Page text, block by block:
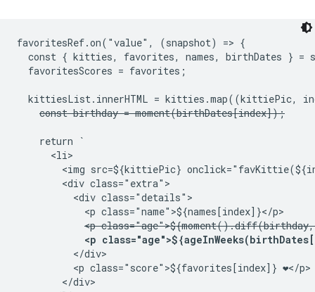
favoritesRef.on("value", (snapshot) => {
const { kitties, favorites, names, birthDates } =
  favoritesScores = favorites;
kittiesList.innerHTML = kitties.map((kittiePic,
const birthday = moment(birthDates[index]);
    return `
      <li>
<img src=${kittiePic}
        <div class="extra">
          <div class="details">
            <p class="name">${names[index]}</p>
<p
<p
          </div>
          <p class="score">${favorites[index]} ❤</p>
        </div>